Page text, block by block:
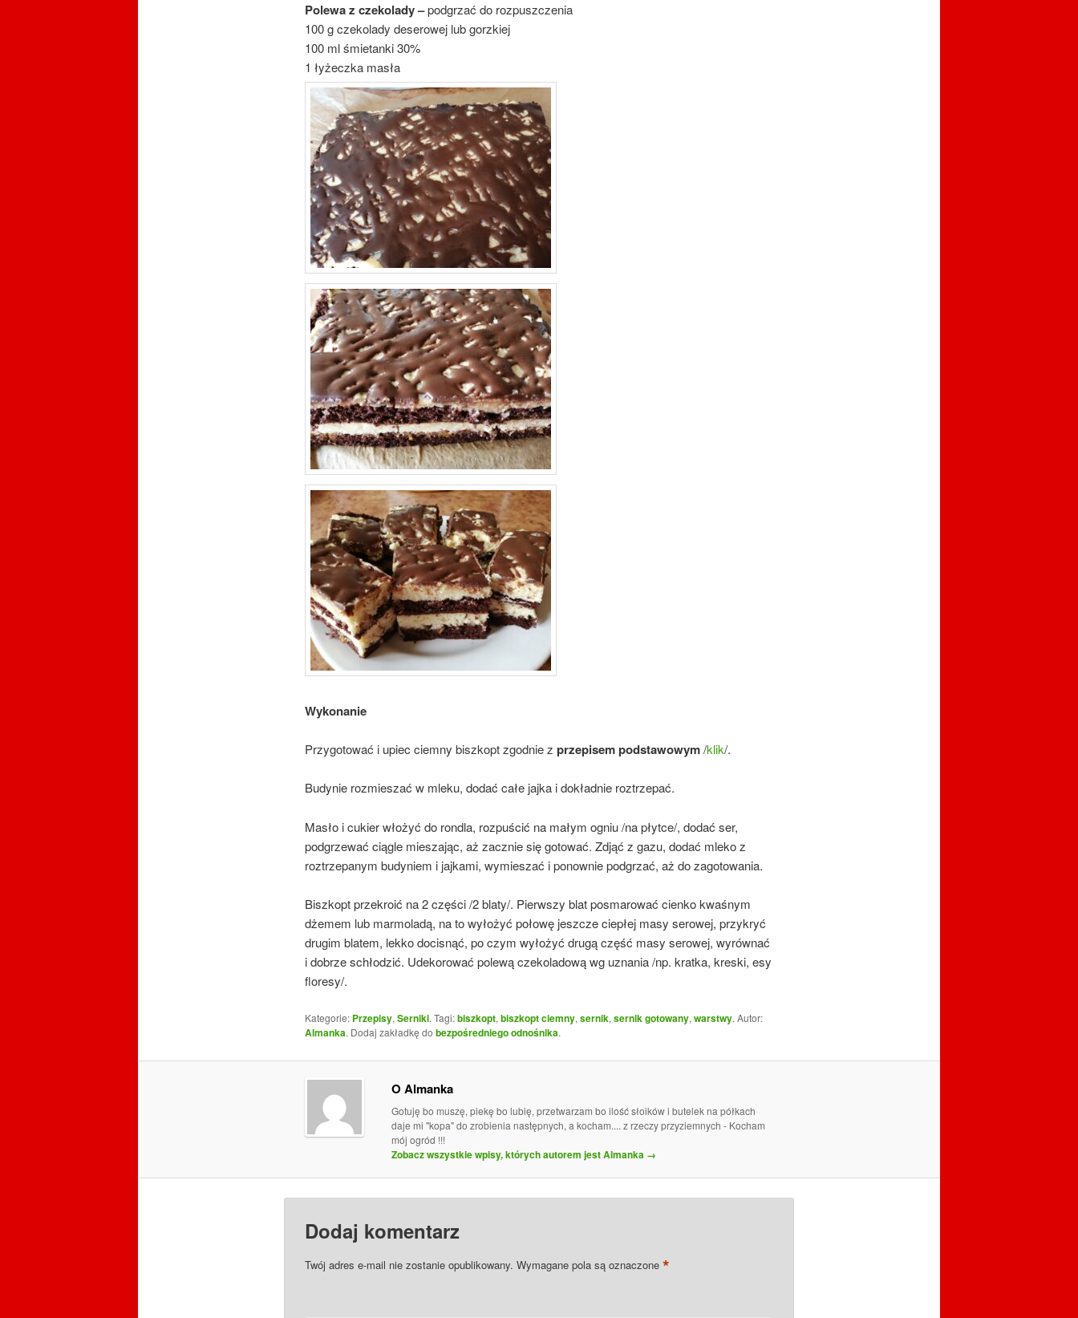
Polewa z czekolady –podgrzać do rozpuszczenia
100 g czekolady deserowej lub gorzkiej
100 ml śmietanki 30%
1 łyżeczka masła
Wykonanie
Przygotować i upiec ciemny biszkopt zgodnie z przepisem podstawowym/klik/.
Budynie rozmieszać w mleku, dodać całe jajka i dokładnie roztrzepać.
Masło i cukier włożyć do rondla, rozpuścić na małym ogniu /na płytce/, dodać ser,
podgrzewać ciągle mieszając, aż zacznie się gotować. Zdjąć z gazu, dodać mleko z
roztrzepanym budyniem i jajkami, wymieszać i ponownie podgrzać, aż do zagotowania.
Biszkopt przekroić na 2 części /2 blaty/. Pierwszy blat posmarować cienko kwaśnym
dżemem lub marmoladą, na to wyłożyć połowę jeszcze ciepłej masy serowej, przykryć
drugim blatem, lekko docisnąć, po czym wyłożyć drugą część masy serowej, wyrównać
i dobrze schłodzić. Udekorować polewą czekoladową wg uznania /np. kratka, kreski, esy
floresy/.
Kategorie: Przepisy, Serniki. Tagi:biszkopt, biszkopt ciemny, sernik, sernik gotowany, warstwy. Autor:
Almanka. Dodaj zakładkę do bezpośredniego odnośnika.
O Almanka
Gotuję bo muszę, piekę bo lubię, przetwarzam bo ilość słoików i butelek na półkach
daje mi "kopa" do zrobienia następnych, a kocham.... z rzeczy przyziemnych - Kocham
mój ogród !!!
Zobacz wszystkie wpisy, których autorem jest Almanka →
Dodaj komentarz
Twój adres e-mail nie zostanie opublikowany. Wymagane pola są oznaczone *